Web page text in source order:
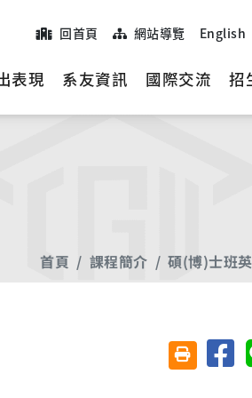
回首頁 網站導覽 English
表現 系友資訊 國際交流 招
首頁 課程簡介 碩(博)士班
友善列印(